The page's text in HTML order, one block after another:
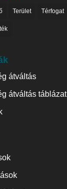
Terület Térfogat
átváltás
átváltás táblázat